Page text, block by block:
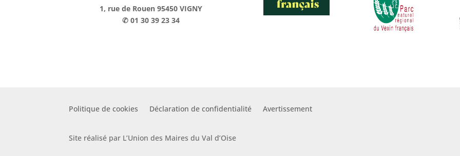
1, rue de Rouen 95450 VIGNY
✆ 01 30 39 23 34
Politique de cookies Déclaration de confidentialité Avertissement
Site réalisé par L’Union des Maires du Val d’Oise